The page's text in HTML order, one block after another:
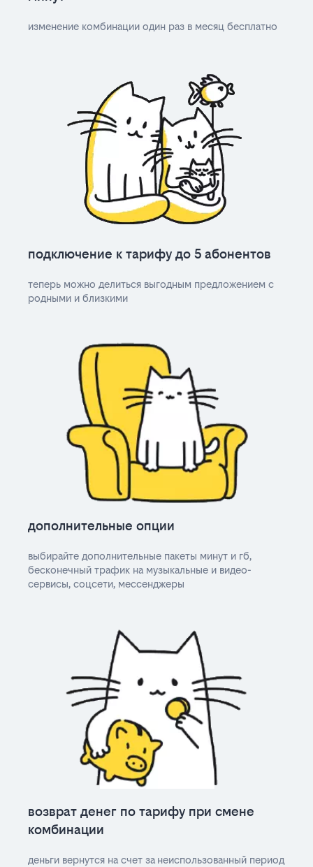
изменение комбинации один раз в месяц бесплатно
подключение к тарифу до 5 абонентов
теперь можно делиться выгодным предложением с
родными и близкими
дополнительные опции
выбирайте дополнительные пакеты минут и гб,
бесконечный трафик на музыкальные и видео-
сервисы, соцсети, мессенджеры
возврат денег по тарифу при смене
комбинации
деньги вернутся на счет за неиспользованный период